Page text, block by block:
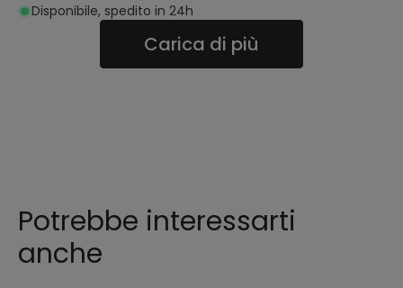
Disponibile, spedito in 24h
Carica di più
Potrebbe interessarti
anche